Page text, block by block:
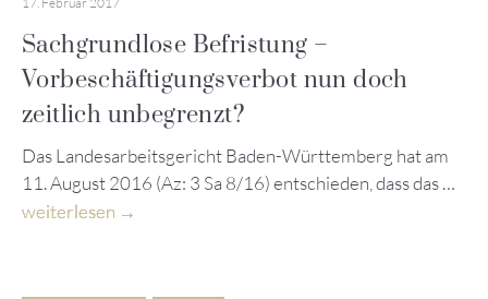
Sachgrundlose Befristung –
Vorbeschäftigungsverbot nun doch
zeitlich unbegrenzt?
Das Landesarbeitsgericht Baden-Württemberg hat am
11. August 2016 (Az: 3 Sa 8/16) entschieden, dass das …
weiterlesen